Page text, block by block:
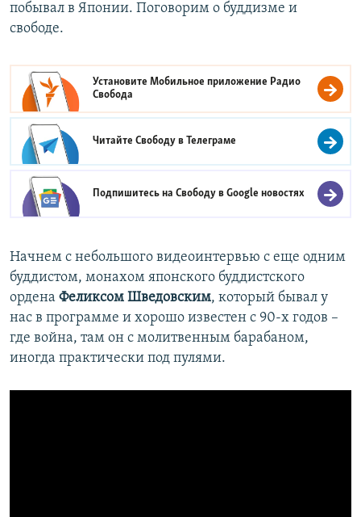
побывал в Японии. Поговорим о буддизме и
свободе.
Установите Мобильное приложение Радио
Свобода
Читайте Свободу вТелеграме
Подпишитесь на Свободу вGoogle новостях
Начнем с небольшого видеоинтервью с еще одним
буддистом, монахом японского буддистского
ордена Феликсом Шведовским, который бывал у
нас в программе и хорошо известен с 90-х годов –
где война, там он с молитвенным барабаном,
иногда практически под пулями.